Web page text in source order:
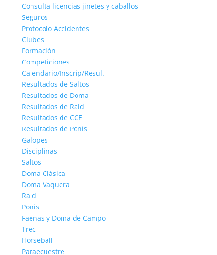
Consulta licencias jinetes y caballos
Seguros
Protocolo Accidentes
Clubes
Formación
Competiciones
Calendario/Inscrip/Resul.
Resultados de Saltos
Resultados de Doma
Resultados de Raid
Resultados de CCE
Resultados de Ponis
Galopes
Disciplinas
Saltos
Doma Clásica
Doma Vaquera
Raid
Ponis
Faenas y Doma de Campo
Trec
Horseball
Paraecuestre